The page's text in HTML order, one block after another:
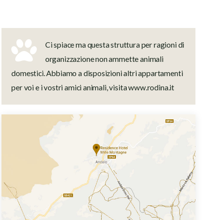
Ci spiace ma questa struttura per ragioni di
organizzazione non ammette animali
domestici. Abbiamo a disposizioni altri appartamenti
per voi e i vostri amici animali, visita www.rodina.it